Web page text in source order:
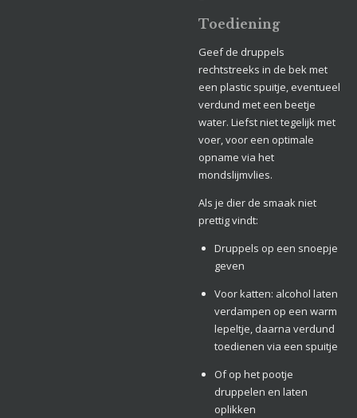
Toediening
Geef de druppels
rechtstreeks in de bek met
een plastic spuitje, eventueel
verdund met een beetje
water. Liefst niet tegelijk met
voer, voor een optimale
opname via het
mondslijmvlies.
Als je dier de smaak niet
prettig vindt:
Druppels op een snoepje
geven
Voor katten: alcohol laten
verdampen op een warm
lepeltje, daarna verdund
toedienen via een spuitje
Of op het pootje
druppelen en laten
oplikken